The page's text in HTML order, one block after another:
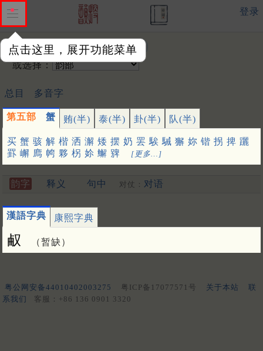
点击这里，展开功能菜单
登录
输入韵字：
或选择：
总目 多音字
第五部 蟹 贿(半) 泰(半) 卦(半) 队(半)
买 蟹 骇 解 楷 洒 澥 矮 摆 奶 罢 騃 駴 獬 妳 锴 拐 捭 躧
罫 嶰 廌 㡁 夥 柺 㚷 䲒 㗗 [更多…]
韵字 释义 句中 对仗： 对语
漢語字典 康熙字典
㕟 （暂缺）
粤公网安备44010402003275 粤ICP备17077571号 关于本站
联
系我们
客服：+86 136 0901 3320